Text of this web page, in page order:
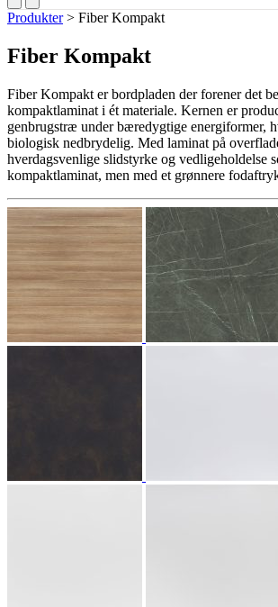
Produkter > Fiber Kompakt
Fiber Kompakt
Fiber Kompakt er bordpladen der forener det
kompaktlaminat i ét materiale. Kernen er
genbrugstræ under bæredygtige energiformer,
biologisk nedbrydelig. Med laminat på
hverdagsvenlige slidstyrke og vedligeholdelse
kompaktlaminat, men med et grønnere